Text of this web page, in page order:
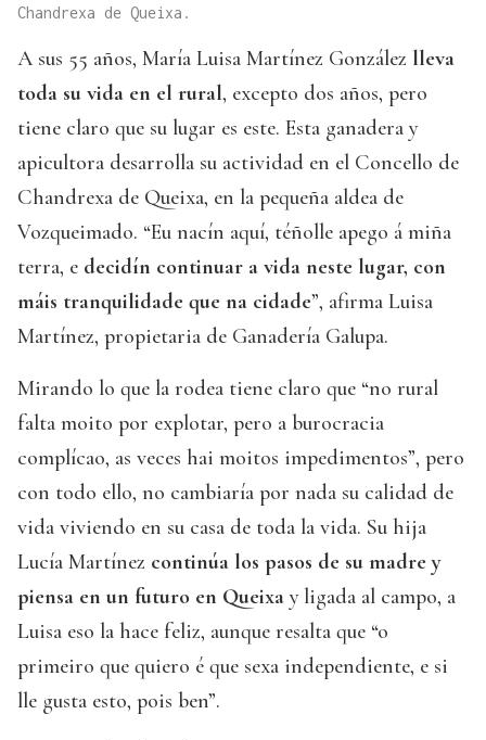
Chandrexa de Queixa.
A sus 55 años, María Luisa Martínez González lleva
toda su vida en el rural, excepto dos años, pero
tiene claro que su lugar es este. Esta ganadera y
apicultora desarrolla su actividad en el Concello de
Chandrexa de Queixa, en la pequeña aldea de
Vozqueimado. “Eu nacín aquí, téñolle apego á miña
terra, e decidín continuar a vida neste lugar, con
máis tranquilidade que na cidade”, afirma Luisa
Martínez, propietaria de Ganadería Galupa.
Mirando lo que la rodea tiene claro que “no rural
falta moito por explotar, pero a burocracia
complícao, as veces hai moitos impedimentos”, pero
con todo ello, no cambiaría por nada su calidad de
vida viviendo en su casa de toda la vida. Su hija
Lucía Martínez continúa los pasos de su madre y
piensa en un futuro en Queixa y ligada al campo, a
Luisa eso la hace feliz, aunque resalta que “o
primeiro que quiero é que sexa independiente, e si
lle gusta esto, pois ben”.